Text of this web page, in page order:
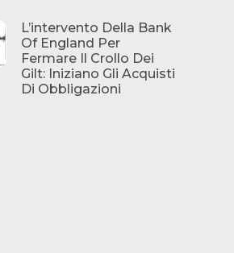
L’intervento Della Bank
Of England Per
Fermare Il Crollo Dei
Gilt: Iniziano Gli Acquisti
Di Obbligazioni